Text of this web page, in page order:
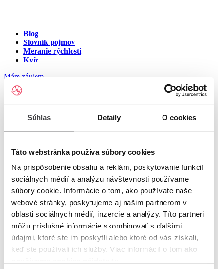
Súhlas Detaily O cookies
Táto webstránka používa súbory cookies
Na prispôsobenie obsahu a reklám, poskytovanie funkcií
sociálnych médií a analýzu návštevnosti používame
súbory cookie. Informácie o tom, ako používate naše
webové stránky, poskytujeme aj našim partnerom v
oblasti sociálnych médií, inzercie a analýzy. Títo partneri
môžu príslušné informácie skombinovať s ďalšími
údajmi, ktoré ste im poskytli alebo ktoré od vás získali,
keď ste používali ich služby. Viac informácií o tom ako
Blog
Slovník pojmov
Meranie rýchlosti
Kvíz
Mám záujem
Internet na ulici Slovenského
národného povstani, Brezno
Zadajte číslo vchodu pre zobrazenie ponuky internetu v meste
Zadajte číslo domu/vchodupre zobrazenie ponuky internetu v
lokalite Brezno
Zoznam čísiel domov/vchodov na ulici Slovenského
národného povstani v meste Brezno
Bohužiaľ, nedisponujeme zoznamom dostupných čísiel vchodov na
ulici Slovenského národného povstani v meste Brezno.
© Copyright 2026 Nastavenia cookies